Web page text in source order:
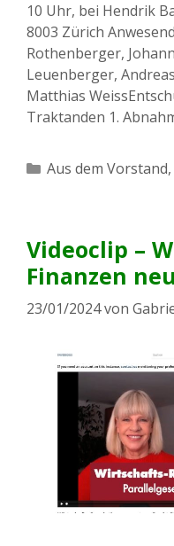
10 Uhr, bei Hendrik
8003 Zürich
Rothenberger,
Leuenberger,
Matthias
Traktanden 1.
Kategorien
Aus dem Vorstand,
Videoclip –
Finanzen
23/01/2024von